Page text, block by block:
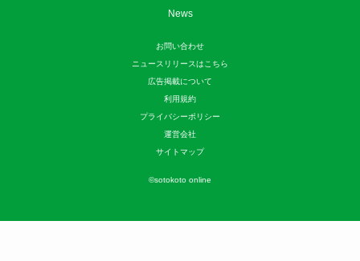
News
お問い合わせ
ニュースリリースはこちら
広告掲載について
利用規約
プライバシーポリシー
運営会社
サイトマップ
©sotokoto online